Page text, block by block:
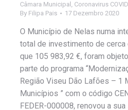
Câmara Municipal Coronavirus
By Filipa Pais 17 Dezembro 2020
O Município de Nelas numa
total de investimento de
que 105 983,92 €, foram
parte do programa
Região Viseu Dão Lafões – 1
Municípios ” com o código
FEDER-000008, renovou a